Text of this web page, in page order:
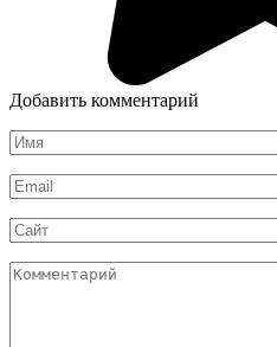
Добавить комментарий
Имя
*
Email
*
Сайт
Комментарий